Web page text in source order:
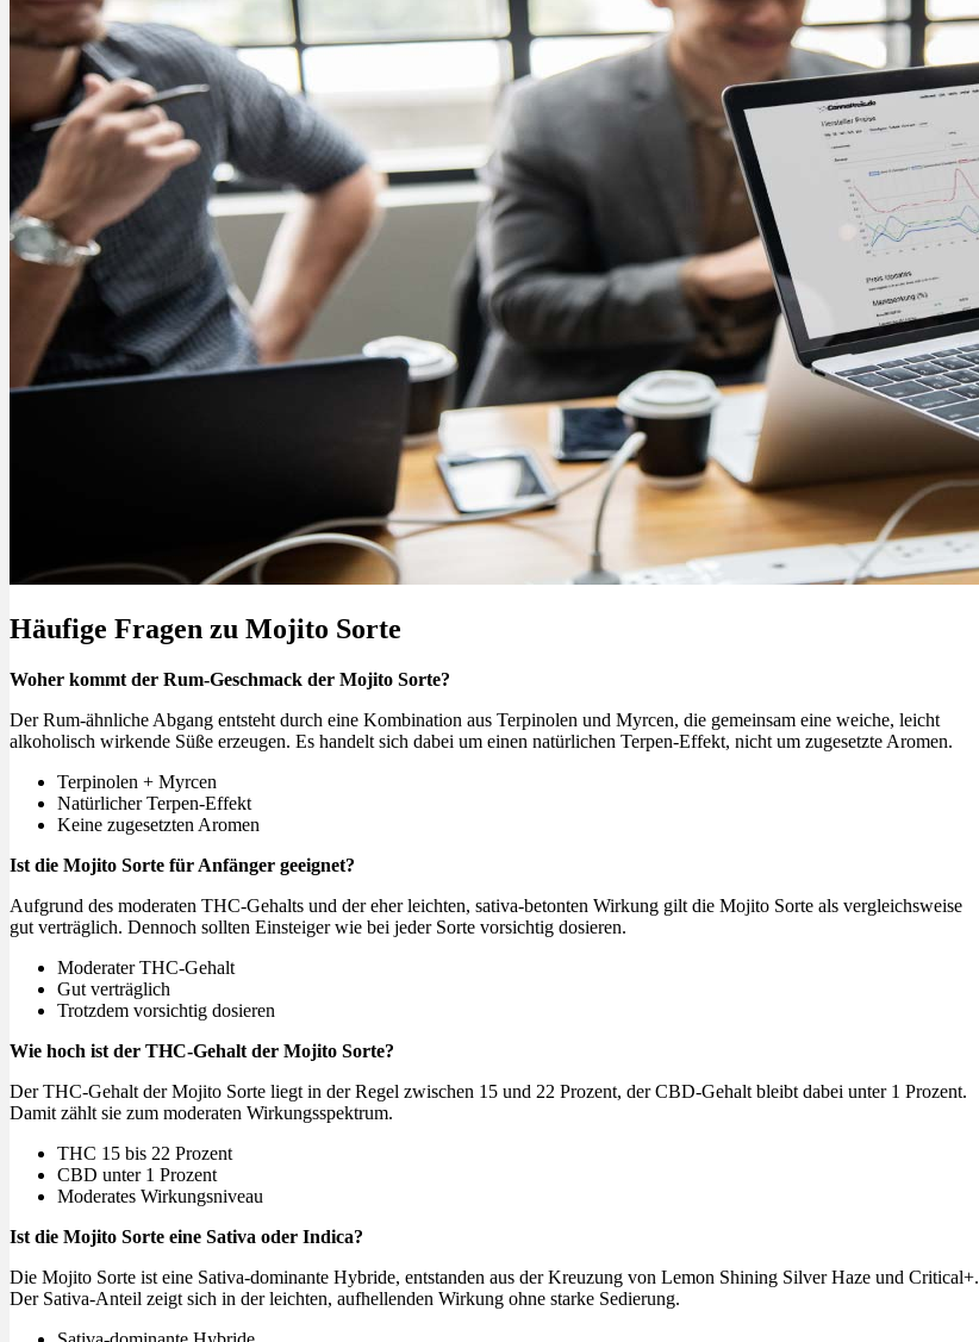
Zen TV
Erfahrungen
Menü
Häufige Fragen zu Mojito Sorte
Woher kommt der Rum-Geschmack der Mojito Sorte?
Der Rum-ähnliche Abgang entsteht durch eine Kombination aus Terpinolen und Myrcen, die gemeinsam eine weiche, leicht
alkoholisch wirkende Süße erzeugen. Es handelt sich dabei um einen natürlichen Terpen-Effekt, nicht um zugesetzte Aromen.
Terpinolen + Myrcen
Natürlicher Terpen-Effekt
Keine zugesetzten Aromen
Ist die Mojito Sorte für Anfänger geeignet?
Aufgrund des moderaten THC-Gehalts und der eher leichten, sativa-betonten Wirkung gilt die Mojito Sorte als vergleichsweise
gut verträglich. Dennoch sollten Einsteiger wie bei jeder Sorte vorsichtig dosieren.
Moderater THC-Gehalt
Gut verträglich
Trotzdem vorsichtig dosieren
Wie hoch ist der THC-Gehalt der Mojito Sorte?
Der THC-Gehalt der Mojito Sorte liegt in der Regel zwischen 15 und 22 Prozent, der CBD-Gehalt bleibt dabei unter 1 Prozent.
Damit zählt sie zum moderaten Wirkungsspektrum.
THC 15 bis 22 Prozent
CBD unter 1 Prozent
Moderates Wirkungsniveau
Ist die Mojito Sorte eine Sativa oder Indica?
Die Mojito Sorte ist eine Sativa-dominante Hybride, entstanden aus der Kreuzung von Lemon Shining Silver Haze und Critical+.
Der Sativa-Anteil zeigt sich in der leichten, aufhellenden Wirkung ohne starke Sedierung.